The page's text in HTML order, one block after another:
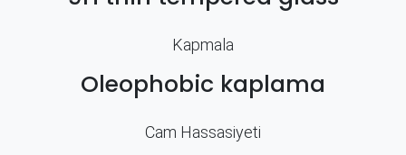
Kapmala
Oleophobic kaplama
Cam Hassasiyeti